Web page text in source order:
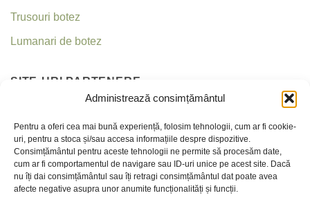
Administrează consimțământul
Pentru a oferi cea mai bună experiență, folosim tehnologii, cum ar fi cookie-
uri, pentru a stoca și/sau accesa informațiile despre dispozitive.
Consimțământul pentru aceste tehnologii ne permite să procesăm date,
cum ar fi comportamentul de navigare sau ID-uri unice pe acest site. Dacă
nu îți dai consimțământul sau îți retragi consimțământul dat poate avea
afecte negative asupra unor anumite funcționalități și funcții.
Trusouri botez
Lumanari de botez
SITE-URI PARTENERE
Criseea
CONTACT